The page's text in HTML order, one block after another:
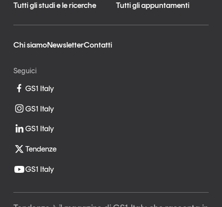
Tutti gli studi e le ricerche Tutti gli appuntamenti
Chi siamoNewsletterContatti
Seguici
GS1 Italy
GS1 Italy
GS1 Italy
Tendenze
GS1 Italy